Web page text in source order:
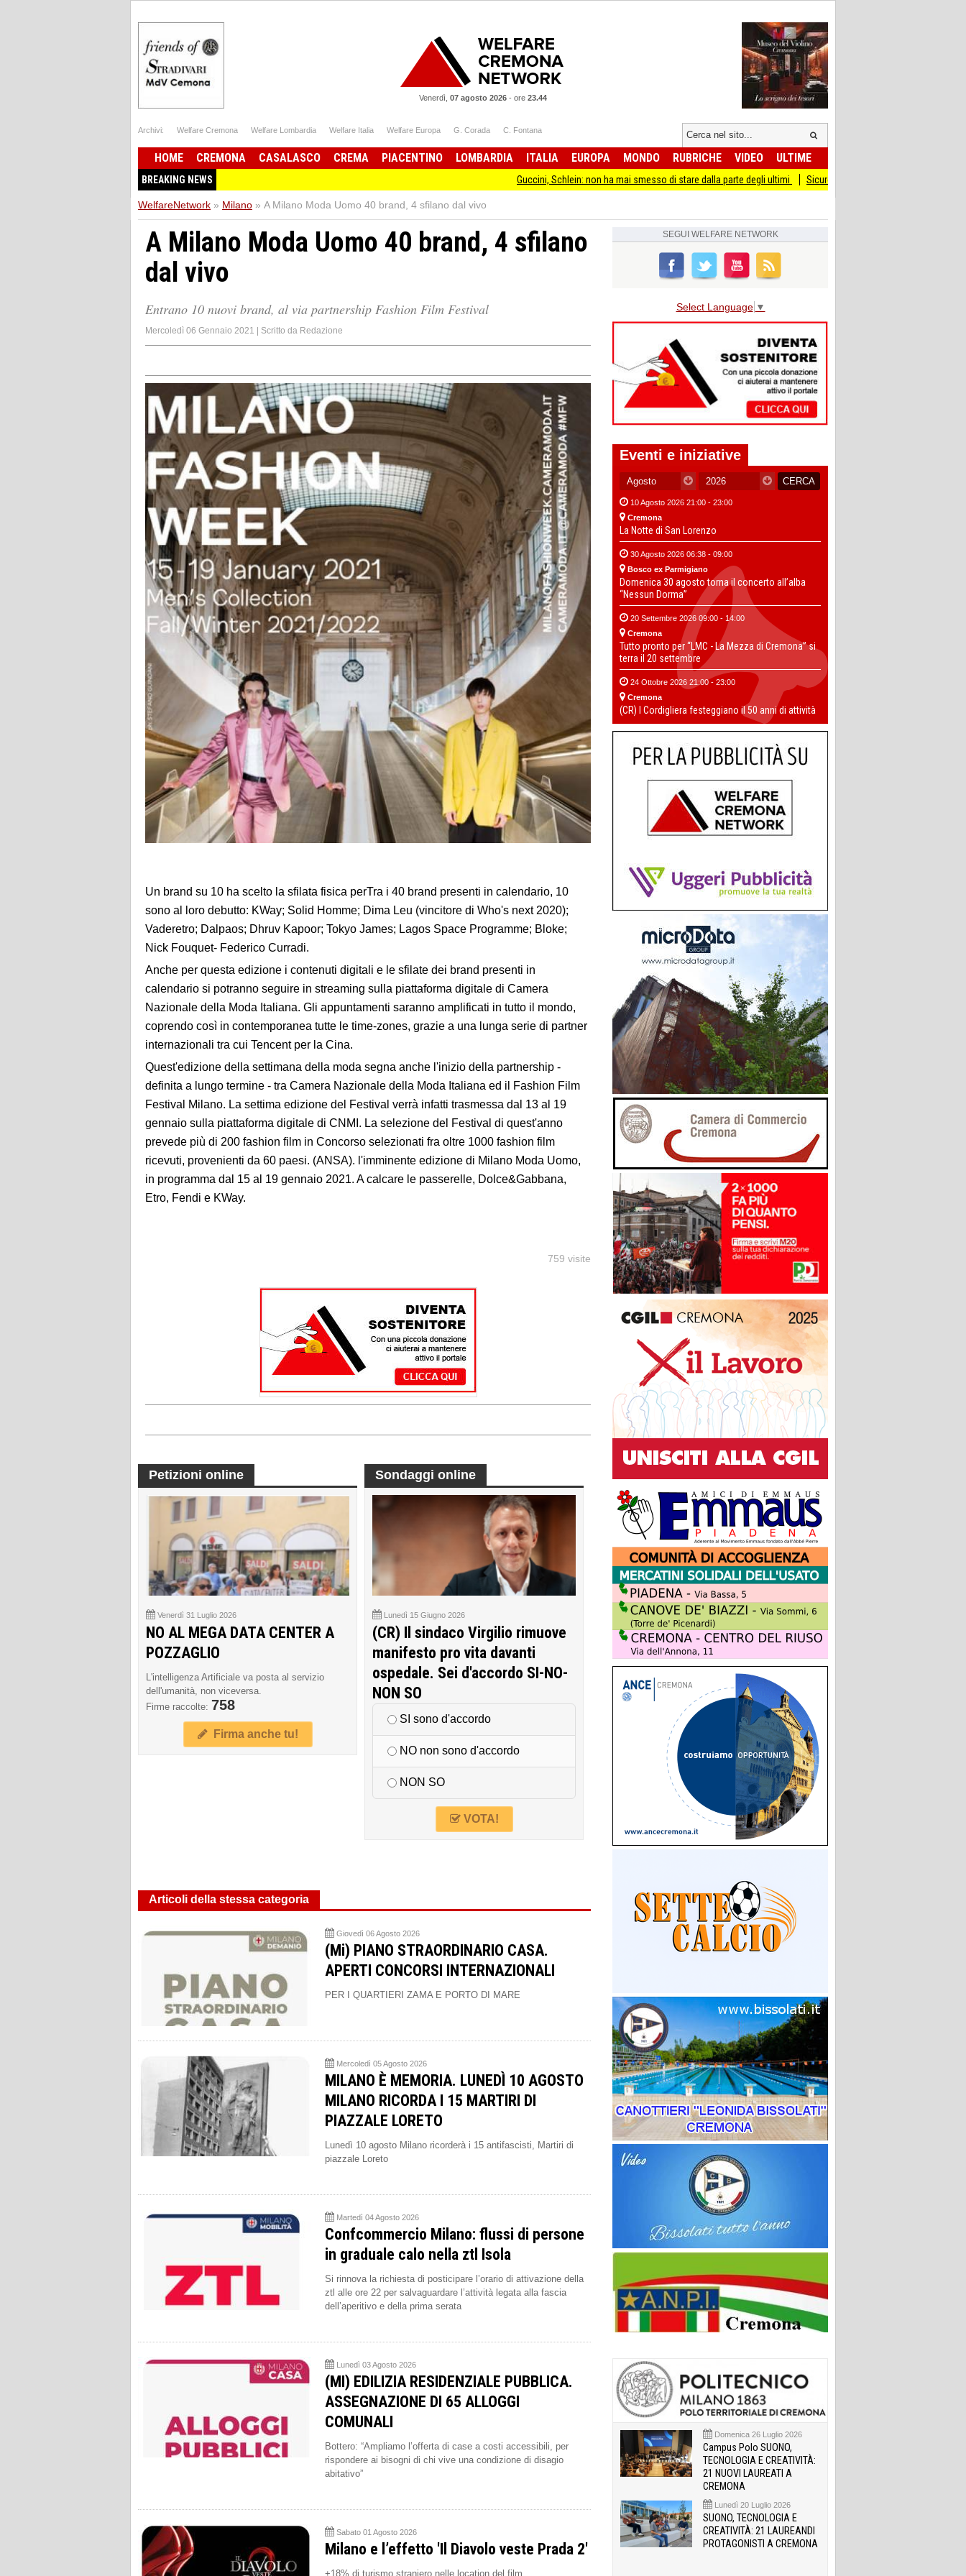
Venerdì, 07 agosto 2026 - ore 23.44
Archivi: Welfare Cremona Welfare Lombardia Welfare Italia Welfare Europa G. Corada C. Fontana
HOME CREMONA CASALASCO CREMA PIACENTINO LOMBARDIA ITALIA EUROPA MONDO RUBRICHE VIDEO ULTIME
BREAKING NEWS Guccini, Schlein: non ha mai smesso di stare dalla parte degli ultimi Sicurezza I Giovani Democratici ribattono ai
WelfareNetwork » Milano » A Milano Moda Uomo 40 brand, 4 sfilano dal vivo
A Milano Moda Uomo 40 brand, 4 sfilano
dal vivo
Entrano 10 nuovi brand, al via partnership Fashion Film Festival
Mercoledì 06 Gennaio 2021 | Scritto da Redazione
Un brand su 10 ha scelto la sfilata fisica perTra i 40 brand presenti in calendario, 10
sono al loro debutto: KWay; Solid Homme; Dima Leu (vincitore di Who's next 2020);
Vaderetro; Dalpaos; Dhruv Kapoor; Tokyo James; Lagos Space Programme; Bloke;
Nick Fouquet- Federico Curradi.
Anche per questa edizione i contenuti digitali e le sfilate dei brand presenti in
calendario si potranno seguire in streaming sulla piattaforma digitale di Camera
Nazionale della Moda Italiana. Gli appuntamenti saranno amplificati in tutto il mondo,
coprendo così in contemporanea tutte le time-zones, grazie a una lunga serie di partner
internazionali tra cui Tencent per la Cina.
Quest'edizione della settimana della moda segna anche l'inizio della partnership -
definita a lungo termine - tra Camera Nazionale della Moda Italiana ed il Fashion Film
Festival Milano. La settima edizione del Festival verrà infatti trasmessa dal 13 al 19
gennaio sulla piattaforma digitale di CNMI. La selezione del Festival di quest'anno
prevede più di 200 fashion film in Concorso selezionati fra oltre 1000 fashion film
ricevuti, provenienti da 60 paesi. (ANSA). l'imminente edizione di Milano Moda Uomo,
in programma dal 15 al 19 gennaio 2021. A calcare le passerelle, Dolce&Gabbana,
Etro, Fendi e KWay.
759 visite
Petizioni online
Venerdì 31 Luglio 2026
NO AL MEGA DATA CENTER A
POZZAGLIO
L'intelligenza Artificiale va posta al servizio
dell'umanità, non viceversa.
Firme raccolte: 758
Firma anche tu!
Sondaggi online
Lunedì 15 Giugno 2026
(CR) Il sindaco Virgilio rimuove
manifesto pro vita davanti
ospedale. Sei d'accordo SI-NO-
NON SO
SI sono d'accordo
NO non sono d'accordo
NON SO
VOTA!
Articoli della stessa categoria
Giovedì 06 Agosto 2026
(Mi) PIANO STRAORDINARIO CASA.
APERTI CONCORSI INTERNAZIONALI
PER I QUARTIERI ZAMA E PORTO DI MARE
Mercoledì 05 Agosto 2026
MILANO È MEMORIA. LUNEDÌ 10 AGOSTO
MILANO RICORDA I 15 MARTIRI DI
PIAZZALE LORETO
Lunedì 10 agosto Milano ricorderà i 15 antifascisti, Martiri di
piazzale Loreto
Martedì 04 Agosto 2026
Confcommercio Milano: flussi di persone
in graduale calo nella ztl Isola
Si rinnova la richiesta di posticipare l’orario di attivazione della
ztl alle ore 22 per salvaguardare l’attività legata alla fascia
dell’aperitivo e della prima serata
Lunedì 03 Agosto 2026
(MI) EDILIZIA RESIDENZIALE PUBBLICA.
ASSEGNAZIONE DI 65 ALLOGGI
COMUNALI
Bottero: “Ampliamo l’offerta di case a costi accessibili, per
rispondere ai bisogni di chi vive una condizione di disagio
abitativo”
Sabato 01 Agosto 2026
Milano e l’effetto 'Il Diavolo veste Prada 2'
+18% di turismo straniero nelle location del film
SEGUI WELFARE NETWORK
Select Language ▼
Eventi e iniziative
10 Agosto 2026 21:00 - 23:00
Cremona
La Notte di San Lorenzo
30 Agosto 2026 06:38 - 09:00
Bosco ex Parmigiano
Domenica 30 agosto torna il concerto all’alba
“Nessun Dorma”
20 Settembre 2026 09:00 - 14:00
Cremona
Tutto pronto per “LMC - La Mezza di Cremona” si
terra il 20 settembre
24 Ottobre 2026 21:00 - 23:00
Cremona
(CR) I Cordigliera festeggiano il 50 anni di attività
Domenica 26 Luglio 2026
Campus Polo SUONO,
TECNOLOGIA E CREATIVITÀ:
21 NUOVI LAUREATI A
CREMONA
Lunedì 20 Luglio 2026
SUONO, TECNOLOGIA E
CREATIVITÀ: 21 LAUREANDI
PROTAGONISTI A CREMONA